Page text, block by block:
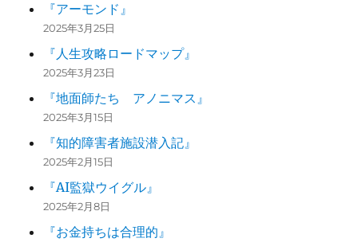
『アーモンド』
2025年3月25日
『人生攻略ロードマップ』
2025年3月23日
『地面師たち アノニマス』
2025年3月15日
『知的障害者施設潜入記』
2025年2月15日
『AI監獄ウイグル』
2025年2月8日
『お金持ちは合理的』